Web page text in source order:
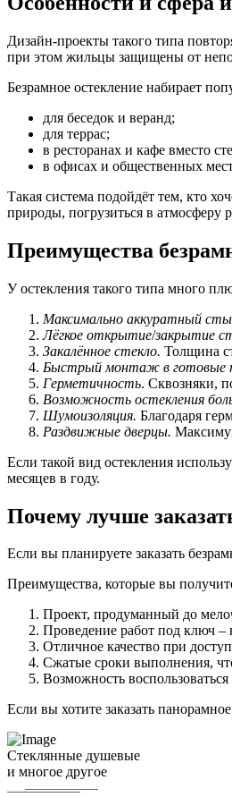
Дизайн-проекты такого типа
при этом жильцы защищены от
Безрамное остекление набирает
для беседок и веранд;
для террас;
в ресторанах и кафе вместо
в офисах и общественных
Такая система подойдёт тем, кто
природы, погрузиться в атмосферу
Преимущества
У остекления такого типа много
Максимально аккуратный
Лёгкое открытие/закрытие
Закалённое стекло. Толщина
Быстрый монтаж в готовые
Герметичность. Сквозняки,
Возможность остекления
Шумоизоляция. Благодаря
Раздвижные дверцы.
Если такой вид остекления
месяцев в году.
Почему лучше
Если вы планируете заказать
Преимущества, которые вы
Проект, продуманный до
Проведение работ под ключ –
Отличное качество при
Сжатые сроки выполнения,
Возможность
Если вы хотите заказать
Стеклянные душевые
и многое другое